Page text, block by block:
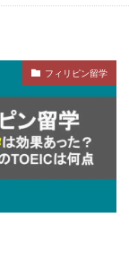
フィリピン留学